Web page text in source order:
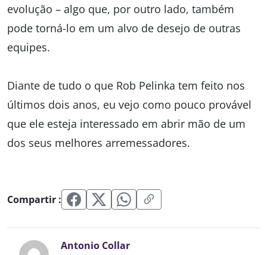
evolução – algo que, por outro lado, também
pode torná-lo em um alvo de desejo de outras
equipes.
Diante de tudo o que Rob Pelinka tem feito nos
últimos dois anos, eu vejo como pouco provável
que ele esteja interessado em abrir mão de um
dos seus melhores arremessadores.
Compartir :
Antonio Collar